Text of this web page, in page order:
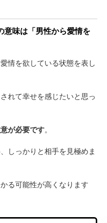
意味は「男性から愛情を
情を欲している状態を表し
れて幸せを感じたいと思っ
が必要です。
しっかりと相手を見極めま
る可能性が高くなります